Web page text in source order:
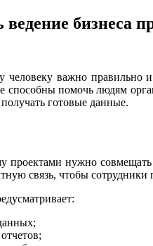
ведение бизнеса
человеку важно правильно
способны помочь людям
готовые данные.
проектами нужно совмещать
связь, чтобы